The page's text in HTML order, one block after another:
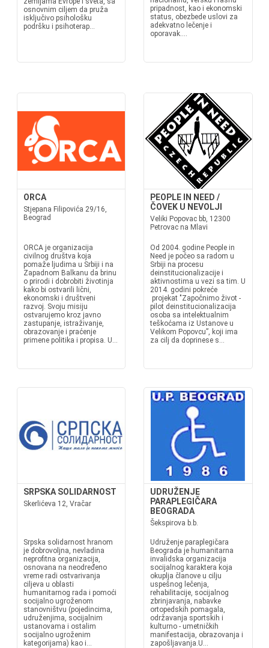
osnovnim ciljem da pruža
isključivo psihološku
podršku i psihoterap...
pripadnost, kao i ekonomski
status, obezbede uslovi za
adekvatno lečenje i
oporavak....
ORCA
Stjepana Filipovića 29/16,
Beograd
ORCA je organizacija
civilnog društva koja
pomaže ljudima u Srbiji i na
Zapadnom Balkanu da brinu
o prirodi i dobrobiti životinja
kako bi ostvarili lični,
ekonomski i društveni
razvoj. Svoju misiju
ostvarujemo kroz javno
zastupanje, istraživanje,
obrazovanje i praćenje
primene politika i propisa. U...
PEOPLE IN NEED /
ČOVEK U NEVOLJI
Veliki Popovac bb, 12300
Petrovac na Mlavi
Od 2004. godine People in
Need je počeo sa radom u
Srbiji na procesu
deinstitucionalizacije i
aktivnostima u vezi sa tim. U
2014. godini pokreće
projekat "Započnimo život -
pilot deinstitucionalizacija
osoba sa intelektualnim
teškoćama iz Ustanove u
Velikom Popovcu”, koji ima
za cilj da doprinese s...
SRPSKA SOLIDARNOST
Skerlićeva 12, Vračar
Srpska solidarnost hranom
je dobrovoljna, nevladina
neprofitna organizacija,
osnovana na neodređeno
vreme radi ostvarivanja
ciljeva u oblasti
humanitarnog rada i pomoći
socijalno ugroženom
stanovništvu (pojedincima,
udruženjima, socijalnim
ustanovama i ostalim
socijalno ugroženim
kategorijama) kao i...
UDRUŽENJE
PARAPLEGIČARA
BEOGRADA
Šekspirova b.b.
Udruženje paraplegičara
Beograda je humanitarna
invalidska organizacija
socijalnog karaktera koja
okuplja članove u cilju
uspešnog lečenja,
rehabilitacije, socijalnog
zbrinjavanja, nabavke
ortopedskih pomagala,
održavanja sportskih i
kulturno - umetničkih
manifestacija, obrazovanja i
zapošljavanja.U...